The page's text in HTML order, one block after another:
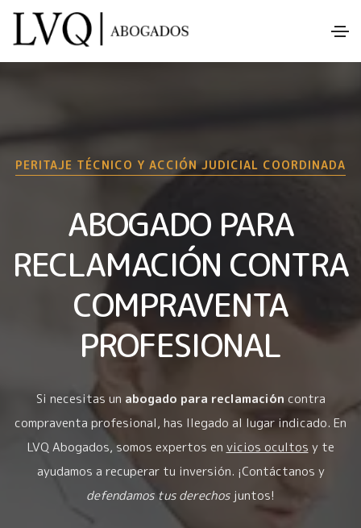
PERITAJE TÉCNICO Y ACCIÓN JUDICIAL COORDINADA
ABOGADO PARA
RECLAMACIÓN CONTRA
COMPRAVENTA
PROFESIONAL
Si necesitas un abogado para reclamación contra
compraventa profesional, has llegado al lugar indicado. En
LVQ Abogados, somos expertos en vicios ocultos y te
ayudamos a recuperar tu inversión. ¡Contáctanos y
defendamos tus derechosjuntos!